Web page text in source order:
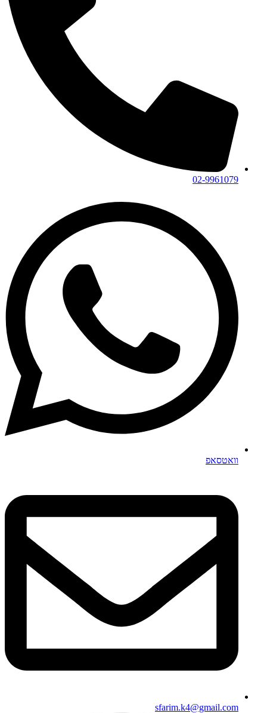
02-9961079
וואטסאפ
sfarim.k4@gmail.com